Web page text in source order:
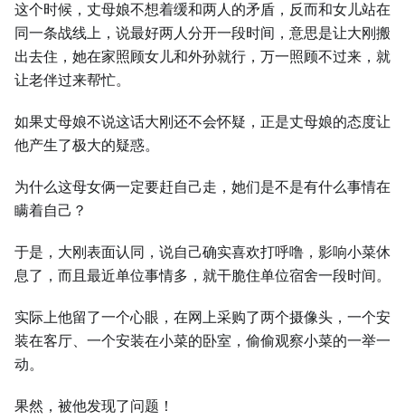
这个时候，丈母娘不想着缓和两⼈的矛盾，反而和女儿站在
同⼀条战线上，说最好两⼈分开⼀段时间，意思是让⼤刚搬
出去住，她在家照顾女儿和外孙就行，万⼀照顾不过来，就
让老伴过来帮忙。
如果丈母娘不说这话⼤刚还不会怀疑，正是丈母娘的态度让
他产⽣了极⼤的疑惑。
为什么这母女俩⼀定要赶自己走，她们是不是有什么事情在
瞒着自己？
于是，⼤刚表面认同，说自己确实喜欢打呼噜，影响小菜休
息了，而且最近单位事情多，就干脆住单位宿舍⼀段时间。
实际上他留了⼀个心眼，在网上采购了两个摄像头，⼀个安
装在客厅、⼀个安装在小菜的卧室，偷偷观察小菜的⼀举⼀
动。
果然，被他发现了问题！